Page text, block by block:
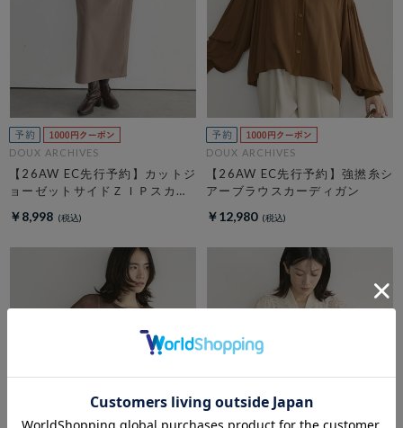
DOUX ARCHIVES
【26AW EC先行予約】カットジ
ョーゼットサイドＺＩＰスカー
￥8,998
DOUX ARCHIVES
【26AW EC先行予約】強撚糸シ
アーブラウスカーディガン
￥12,980